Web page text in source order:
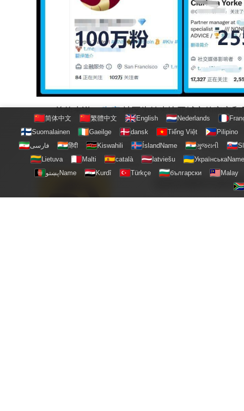
技术和新平台推广产品已经成为一种趋势， 咖宝 社
宝 社区在纳米比亚的发展将会更加壮大，为城市的
模板文件不存在: ./template/plugins/comment/pc/index.htm
简体中文 繁體中文 English Nederlands
Suomalainen
Gaeilge dansk Tiếng Việt Pilipino
فارسی
हिंदी Kiswahili ÍslandName ગુજરાતી
Lietuva
Malti català latviešu УкраїнськаName
پښتوName
Kurdî Türkçe български Malay